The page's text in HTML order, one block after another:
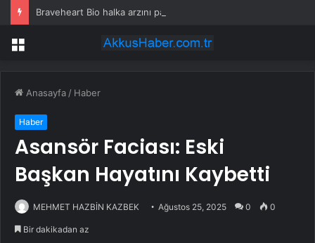
Menü
Anasayfa / Haber
Haber
Asansör Faciası: Eski
Başkan Hayatını Kaybetti
MEHMET HAZBİN KAZBEK Ağustos 25, 2025 0 0
Bir dakikadan az